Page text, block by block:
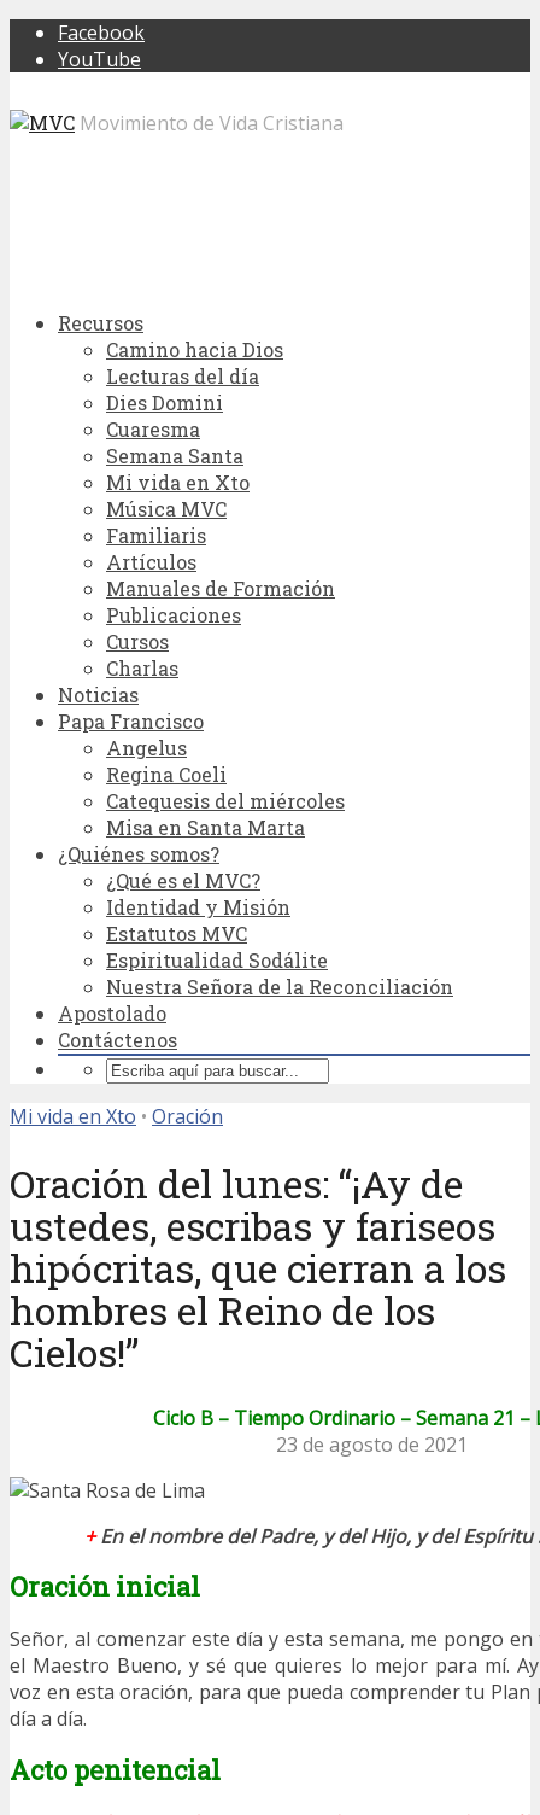
Facebook
YouTube
Movimiento de Vida Cristiana
Recursos
Camino hacia Dios
Lecturas del día
Dies Domini
Cuaresma
Semana Santa
Mi vida en Xto
Música MVC
Familiaris
Artículos
Manuales de Formación
Publicaciones
Cursos
Charlas
Noticias
Papa Francisco
Angelus
Regina Coeli
Catequesis del miércoles
Misa en Santa Marta
¿Quiénes somos?
¿Qué es el MVC?
Identidad y Misión
Estatutos MVC
Espiritualidad Sodálite
Nuestra Señora de la Reconciliación
Apostolado
Contáctenos
Mi vida en Xto • Oración
Oración del lunes: “¡Ay de
ustedes, escribas y fariseos
hipócritas, que cierran a los
hombres el Reino de los
Cielos!”
Ciclo B – Tiempo Ordinario – Semana 21 –
23 de agosto de 2021
+En el nombre del Padre, y del Hijo, y del Espíritu
Oración inicial
Señor, al comenzar este día y esta semana, me pongo
el Maestro Bueno, y sé que quieres lo mejor para mí.
voz en esta oración, para que pueda comprender tu
día a día.
Acto penitencial